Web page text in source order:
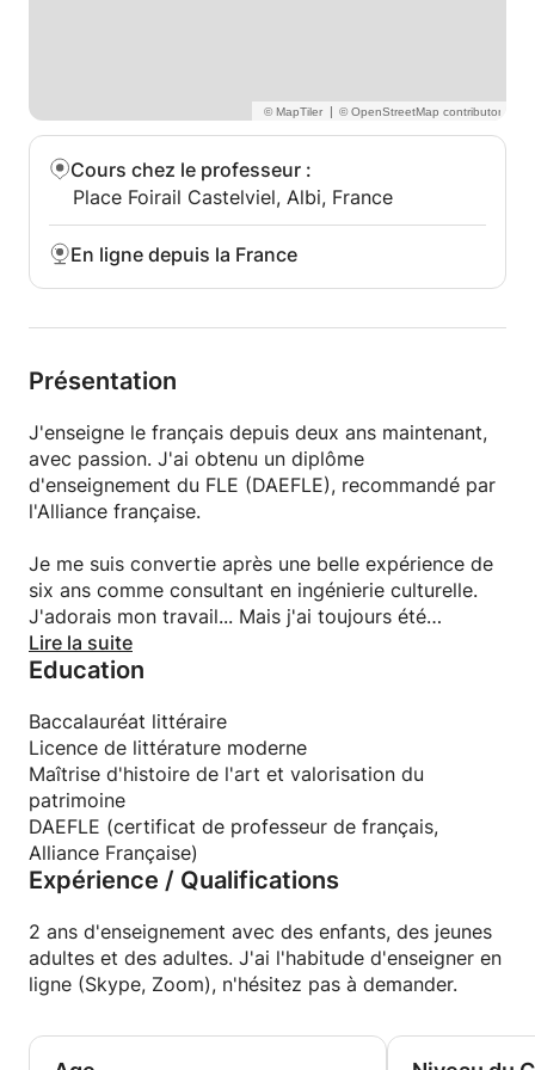
|
Cours chez le professeur :
Place Foirail Castelviel, Albi, France
En ligne depuis la France
Présentation
J'enseigne le français depuis deux ans maintenant,
avec passion. J'ai obtenu un diplôme
d'enseignement du FLE (DAEFLE), recommandé par
l'Alliance française.
Je me suis convertie après une belle expérience de
six ans comme consultant en ingénierie culturelle.
J'adorais mon travail... Mais j'ai toujours été
passionnée par la linguistique, la langue française, la
façon dont on comprend comment se construit une
d'apprendre la langue géorgienne et le russe.
L'enseignement du français m'avait toujours fait
rêver.
Mon but est de vous aider à vous sentir plus à l'aise
en parlant en français, quel que soit votre niveau A1,
A2, B1, B2, C1. Je suis très familière avec
possibilités d'utiliser différents outils, d'apprendre à
lire en même temps qu'à parler et il aide souvent les
enfants ou les adolescents à rester plus concentrés
Je peux également aider les professionnels à
Lire la suite
Education
Baccalauréat littéraire
Licence de littérature moderne
Maîtrise d'histoire de l'art et valorisation du
patrimoine
DAEFLE (certificat de professeur de français,
Alliance Française)
Expérience / Qualifications
2 ans d'enseignement avec des enfants, des jeunes
adultes et des adultes. J'ai l'habitude d'enseigner en
ligne (Skype, Zoom), n'hésitez pas à demander.